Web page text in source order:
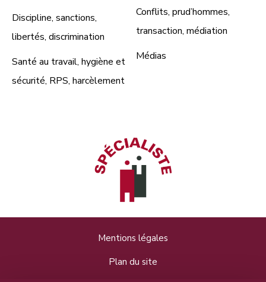
Discipline, sanctions,
libertés, discrimination
Santé au travail, hygiène et
sécurité, RPS, harcèlement
Conflits, prud’hommes,
transaction, médiation
Médias
Mentions légales
Plan du site